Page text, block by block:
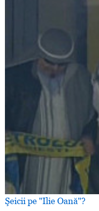
Şeicii pe "Ilie Oană"?